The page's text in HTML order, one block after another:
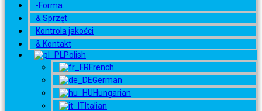
-Forma.
& Sprzęt
Kontrola jakości
& Kontakt
Polish
French
German
Hungarian
Italian